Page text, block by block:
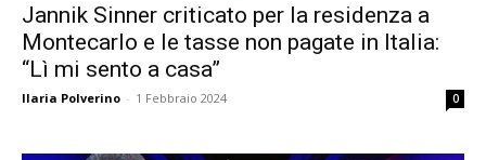
Jannik Sinner criticato per la residenza a
Montecarlo e le tasse non pagate in Italia:
“Lì mi sento a casa”
Ilaria Polverino - 1 Febbraio 2024 0